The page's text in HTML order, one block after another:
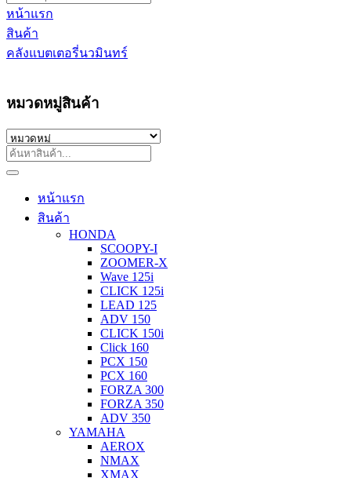
หน้าแรก
สินค้า
คลังแบตเตอรี่นวมินทร์
หมวดหมู่สินค้า
หน้าแรก
สินค้า
HONDA
SCOOPY-I
ZOOMER-X
Wave 125i
CLICK 125i
LEAD 125
ADV 150
CLICK 150i
Click 160
PCX 150
PCX 160
FORZA 300
FORZA 350
ADV 350
YAMAHA
AEROX
NMAX
XMAX